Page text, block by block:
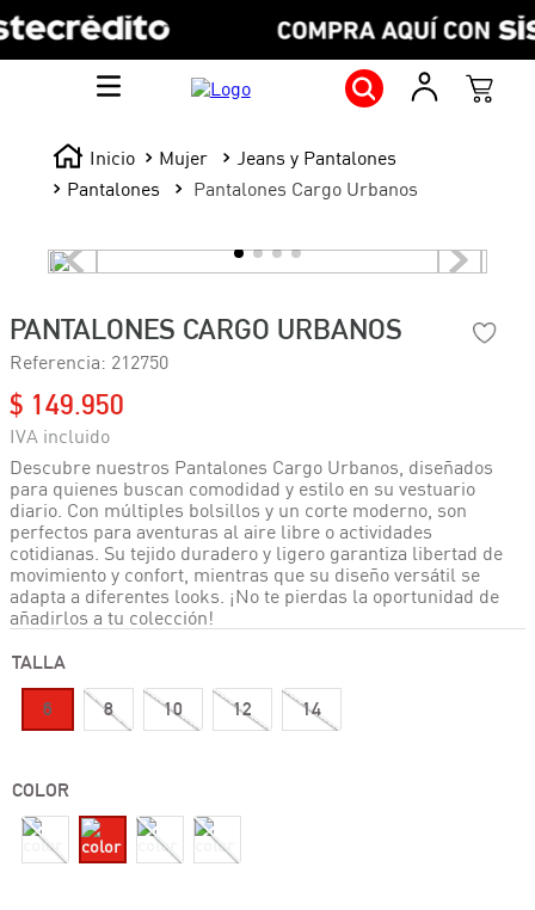
Mujer
Jeans y Pantalones
Pantalones
Pantalones Cargo Urbanos
PANTALONES CARGO URBANOS
Referencia: 212750
$ 149 950
Descubre nuestros Pantalones Cargo Urbanos, diseñados
para quienes buscan comodidad y estilo en su vestuario
diario. Con múltiples bolsillos y un corte moderno, son
perfectos para aventuras al aire libre o actividades
cotidianas. Su tejido duradero y ligero garantiza libertad de
movimiento y confort, mientras que su diseño versátil se
adapta a diferentes looks. ¡No te pierdas la oportunidad de
añadirlos a tu colección!
TALLA
6 8 10 12 14
COLOR